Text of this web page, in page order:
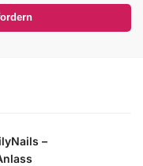
–